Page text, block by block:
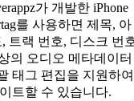
가 개발한 iPhone
를 사용하면 제목, 아
트랙 번호, 디스크 번
의 오디오 메타데이터
태그 편집을 지원하여
트할 수 있습니다.